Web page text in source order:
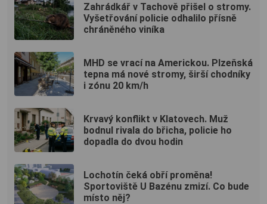
Zahrádkář v Tachově přišel o stromy.
Vyšetřování policie odhalilo přísně
chráněného viníka
MHD se vrací na Americkou. Plzeňská
tepna má nové stromy, širší chodníky
i zónu 20 km/h
Krvavý konflikt v Klatovech. Muž
bodnul rivala do břicha, policie ho
dopadla do dvou hodin
Lochotín čeká obří proměna!
Sportoviště U Bazénu zmizí. Co bude
místo něj?